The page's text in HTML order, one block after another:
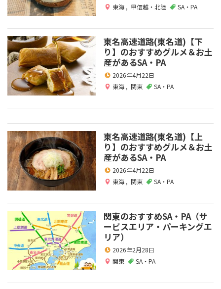
東海 , 甲信越・北陸 SA・PA
東名高速道路(東名道)【下
り】のおすすめグルメ＆お土
産があるSA・PA
2026年4月22日
東海 , 関東 SA・PA
東名高速道路(東名道)【上
り】のおすすめグルメ＆お土
産があるSA・PA
2026年4月22日
東海 , 関東 SA・PA
関東のおすすめSA・PA（サ
ービスエリア・パーキングエ
リア）
2026年2月28日
関東
SA・PA